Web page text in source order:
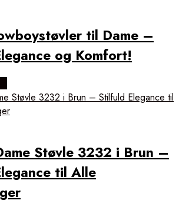
til Dame –
og Komfort!
Støvle 3232 i Brun –
til Alle